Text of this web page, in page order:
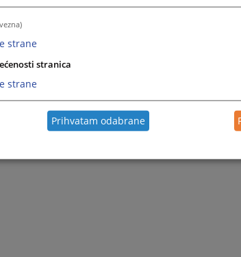
strane
stranica
strane
Prihvatam odabrane